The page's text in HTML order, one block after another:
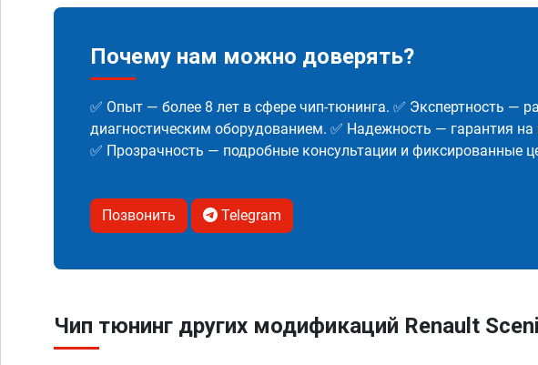
Почему нам можно доверять?
✅ Опыт — более 8 лет в сфере чип-тюнинга. ✅ Экспертность —
диагностическим оборудованием. ✅ Надежность — гарантия на
✅ Прозрачность — подробные консультации и фиксированные
Позвонить Telegram
Чип тюнинг других модификаций Renault